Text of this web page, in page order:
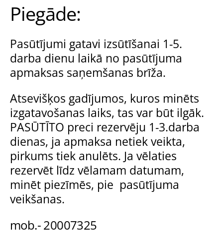
Piegāde:
Pasūtījumi gatavi izsūtīšanai 1-5.
darba dienu laikā no pasūtījuma
apmaksas saņemšanas brīža.
Atsevišķos gadījumos, kuros minēts
izgatavošanas laiks, tas var būt ilgāk.
PASŪTĪTO preci rezervēju 1-3.darba
dienas, ja apmaksa netiek veikta,
pirkums tiek anulēts. Ja vēlaties
rezervēt līdz vēlamam datumam,
minēt piezīmēs, pie pasūtījuma
veikšanas.
mob.- 20007325